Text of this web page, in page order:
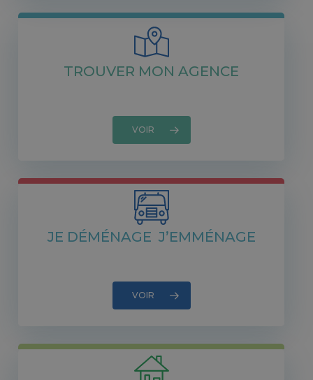
TROUVER MON AGENCE
VOIR
JE DÉMÉNAGE J’EMMÉNAGE
VOIR